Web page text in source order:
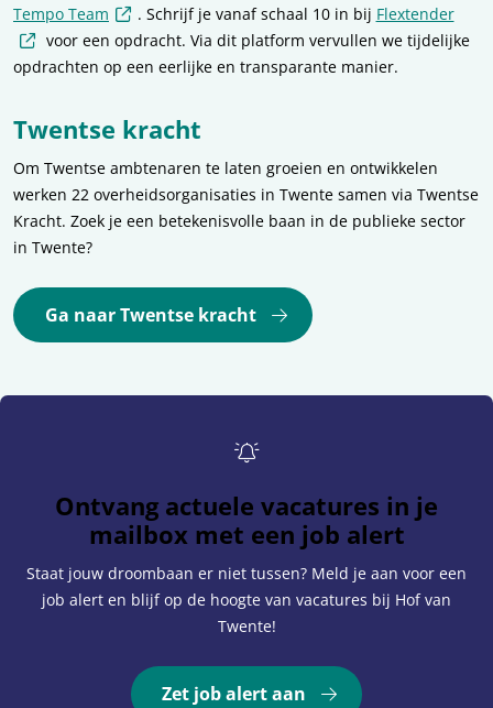
Tempo Team
(externe link)
. Schrijf je vanaf schaal 10 in bij Flextender
(externe link)
voor een opdracht. Via dit platform vervullen we tijdelijke
opdrachten op een eerlijke en transparante manier.
Twentse kracht
Om Twentse ambtenaren te laten groeien en ontwikkelen
werken 22 overheidsorganisaties in Twente samen via Twentse
Kracht. Zoek je een betekenisvolle baan in de publieke sector
in Twente?
Ga naar Twentse kracht
Ontvang actuele vacatures in je
mailbox met een job alert
Staat jouw droombaan er niet tussen? Meld je aan voor een
job alert en blijf op de hoogte van vacatures bij Hof van
Twente!
Zet job alert aan